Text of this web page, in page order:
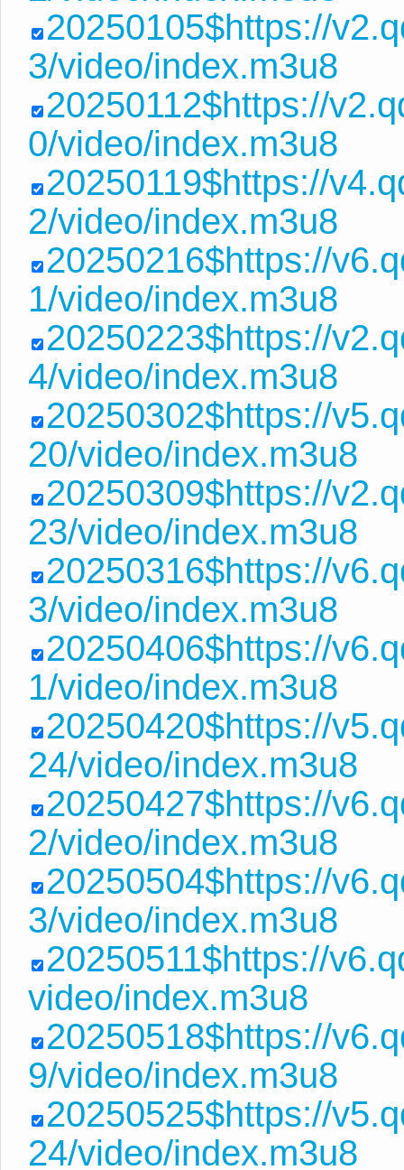
20250105$https://
3/video/index.m3u8
20250112$https://
0/video/index.m3u8
20250119$https://
2/video/index.m3u8
20250216$https://
1/video/index.m3u8
20250223$https://
4/video/index.m3u8
20250302$https://
20/video/index.m3u8
20250309$https://
23/video/index.m3u8
20250316$https://
3/video/index.m3u8
20250406$https://
1/video/index.m3u8
20250420$https://
24/video/index.m3u8
20250427$https://
2/video/index.m3u8
20250504$https://
3/video/index.m3u8
20250511$https://
video/index.m3u8
20250518$https://
9/video/index.m3u8
20250525$https://
24/video/index.m3u8